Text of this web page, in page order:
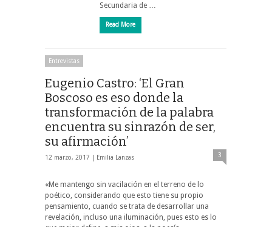
Secundaria de …
Read More
Entrevistas
Eugenio Castro: ‘El Gran
Boscoso es eso donde la
transformación de la palabra
encuentra su sinrazón de ser,
su afirmación’
12 marzo, 2017 | Emilia Lanzas 3
«Me mantengo sin vacilación en el terreno de lo
poético, considerando que esto tiene su propio
pensamiento, cuando se trata de desarrollar una
revelación, incluso una iluminación, pues esto es lo